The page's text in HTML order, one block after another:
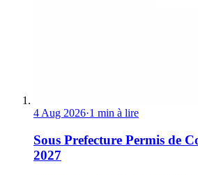
4 Aug 2026·1 min à lire
Sous Prefecture Permis de
2027